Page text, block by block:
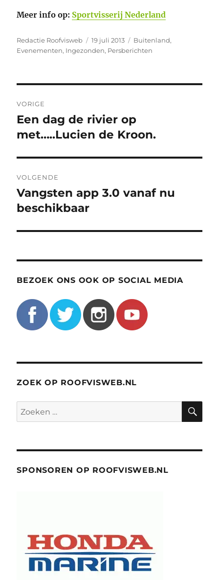
Meer info op: Sportvisserij Nederland
Auteur
Redactie Roofvisweb
Geplaatst
op
19 juli 2013 Categorieën
Buitenland,
Evenementen, Ingezonden, Persberichten
navigatie
VORIGE
Vorig
bericht:
Een dag de rivier op
met…..Lucien de Kroon.
VOLGENDE
Volgend
bericht:
Vangsten app 3.0 vanaf nu
beschikbaar
BEZOEK ONS OOK OP SOCIAL MEDIA
ZOEK OP ROOFVISWEB.NL
Zoeken
naar:
SPONSOREN OP ROOFVISWEB.NL